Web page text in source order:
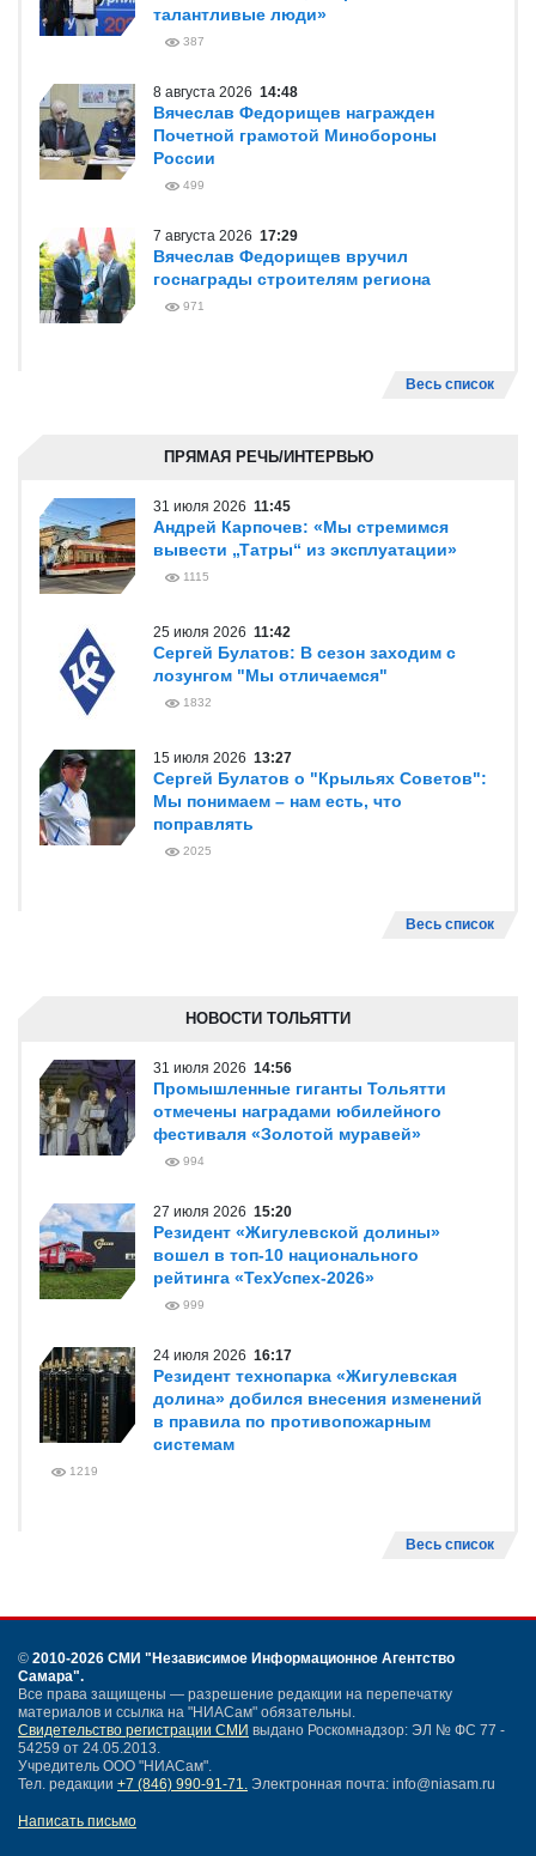
талантливые люди»
387
8 августа 2026 14:48
Вячеслав Федорищев награжден
Почетной грамотой Минобороны
России
499
7 августа 2026 17:29
Вячеслав Федорищев вручил
госнаграды строителям региона
971
Весь список
ПРЯМАЯ РЕЧЬ/ИНТЕРВЬЮ
31 июля 2026 11:45
Андрей Карпочев: «Мы стремимся
вывести „Татры“ из эксплуатации»
1115
25 июля 2026 11:42
Сергей Булатов: В сезон заходим с
лозунгом "Мы отличаемся"
1832
15 июля 2026 13:27
Сергей Булатов о "Крыльях Советов":
Мы понимаем – нам есть, что
поправлять
2025
Весь список
НОВОСТИ ТОЛЬЯТТИ
31 июля 2026 14:56
Промышленные гиганты Тольятти
отмечены наградами юбилейного
фестиваля «Золотой муравей»
994
27 июля 2026 15:20
Резидент «Жигулевской долины»
вошел в топ-10 национального
рейтинга «ТехУспех-2026»
999
24 июля 2026 16:17
Резидент технопарка «Жигулевская
долина» добился внесения изменений
в правила по противопожарным
системам
1219
Весь список
© 2010-2026 СМИ "Независимое Информационное Агентство
Самара".
Все права защищены — разрешение редакции на перепечатку
материалов и ссылка на "НИАСам" обязательны.
Свидетельство регистрации СМИ выдано Роскомнадзор: ЭЛ № ФС 77 -
54259 от 24.05.2013.
Учредитель ООО "НИАСам".
Тел. редакции +7 (846) 990-91-71. Электронная почта: info@niasam.ru
Написать письмо